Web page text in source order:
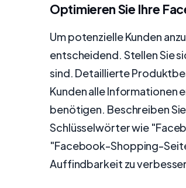
Optimieren Sie Ihre
Um potenzielle Kunden
entscheidend. Stellen Sie
sind. Detaillierte
Kunden alle Informationen
benötigen. Beschreiben
Schlüsselwörter wie
"Facebook-Shopping-
Auffindbarkeit zu